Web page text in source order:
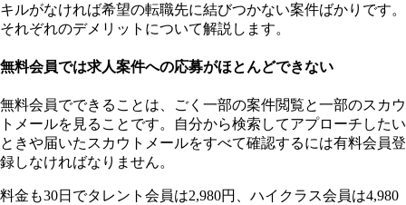
キルがなければ希望の転職先に結びつかない案件ばかりです。
それぞれのデメリットについて解説します。
無料会員では求人案件への応募がほとんどできない
無料会員でできることは、ごく一部の案件閲覧と一部のスカウ
トメールを見ることです。自分から検索してアプローチしたい
ときや届いたスカウトメールをすべて確認するには有料会員登
録しなければなりません。
料金も30日でタレント会員は2,980円、ハイクラス会員は4,980